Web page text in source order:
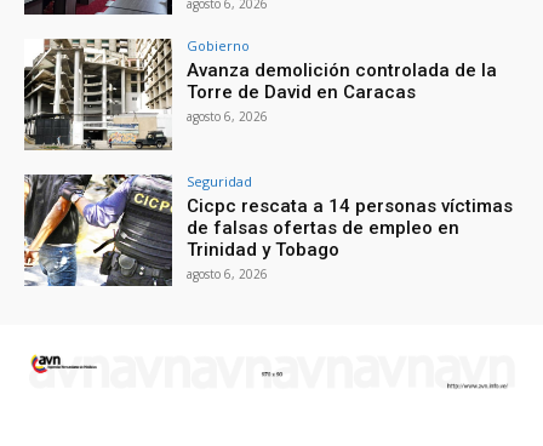
Gobierno
Avanza demolición controlada de la
Torre de David en Caracas
agosto 6, 2026
Seguridad
Cicpc rescata a 14 personas víctimas
de falsas ofertas de empleo en
Trinidad y Tobago
agosto 6, 2026